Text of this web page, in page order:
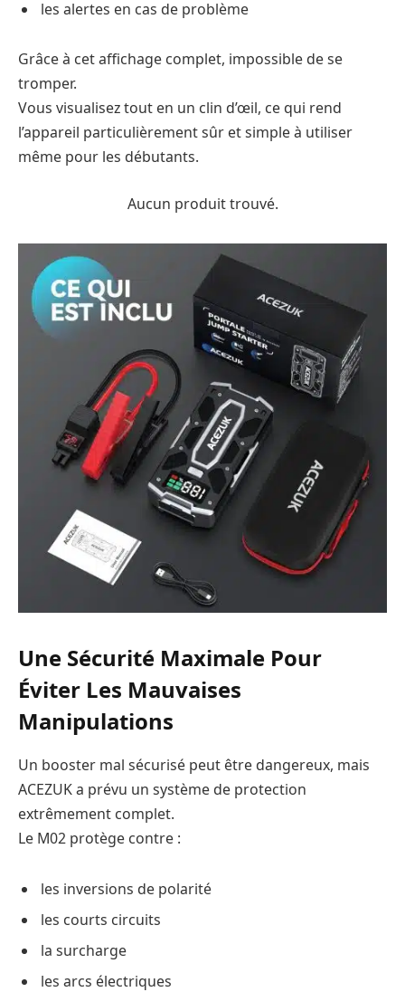
les alertes en cas de problème
Grâce à cet affichage complet, impossible de se
tromper.
Vous visualisez tout en un clin d’œil, ce qui rend
l’appareil particulièrement sûr et simple à utiliser
même pour les débutants.
Aucun produit trouvé.
Une Sécurité Maximale Pour
Éviter Les Mauvaises
Manipulations
Un booster mal sécurisé peut être dangereux, mais
ACEZUK a prévu un système de protection
extrêmement complet.
Le M02 protège contre :
les inversions de polarité
les courts circuits
la surcharge
les arcs électriques